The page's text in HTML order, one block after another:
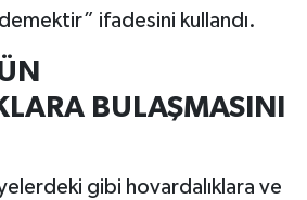
ifadesini kullandı.
BULAŞMASINI
gibi hovardalıklara ve